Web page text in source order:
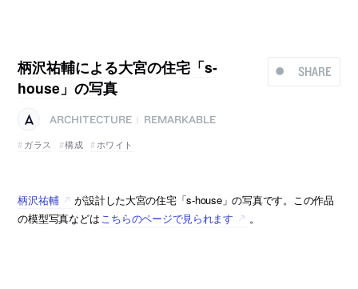
SHARE
柄沢祐輔による大宮の住宅「s-
house」の写真
ARCHITECTURE
REMARKABLE
ガラス
構成 ホワイト
柄沢祐輔
が設計した大宮の住宅「s-house」の写真です。この作品
の模型写真などは こちらのページで見られます 。